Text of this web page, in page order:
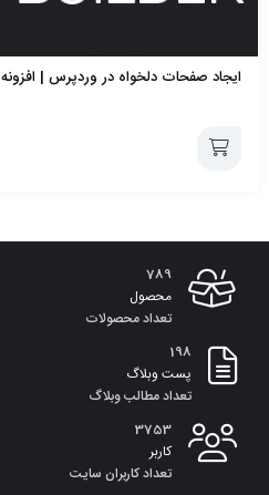
ایجاد صفحات دلخواه در وردپرس | افزونه Fusion Page Builder
به
سبد
789
محصول
تعداد محصولات
198
پست وبلاگ
تعداد مطالب وبلاگ
3753
کاربر
تعداد کاربران سایت